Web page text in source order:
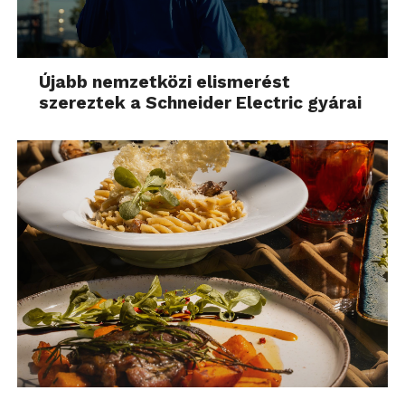
Újabb nemzetközi elismerést
szereztek a Schneider Electric gyárai